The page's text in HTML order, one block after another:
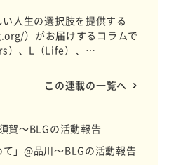
い人生の選択肢を提供する
）がお届けするコラムで
）、L（Life）、
企業と協働しながら想いをカ
BLGのいつもの日常をお届け
この連載の一覧へ
賀～BLGの活動報告
て」@品川～BLGの活動報告